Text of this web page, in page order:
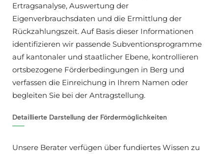
Ertragsanalyse, Auswertung der
Eigenverbrauchsdaten und die Ermittlung der
Rückzahlungszeit. Auf Basis dieser Informationen
identifizieren wir passende Subventionsprogramme
auf kantonaler und staatlicher Ebene, kontrollieren
ortsbezogene Förderbedingungen in Berg und
verfassen die Einreichung in Ihrem Namen oder
begleiten Sie bei der Antragstellung.
Detaillierte Darstellung der Fördermöglichkeiten
Unsere Berater verfügen über fundiertes Wissen zu